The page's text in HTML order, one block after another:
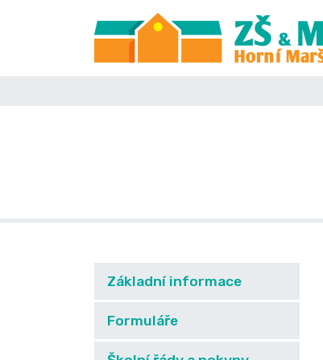
Základní informace
Formuláře